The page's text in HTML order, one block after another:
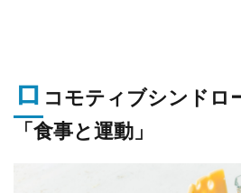
ロ コモティブシンドロ
「食事と運動」